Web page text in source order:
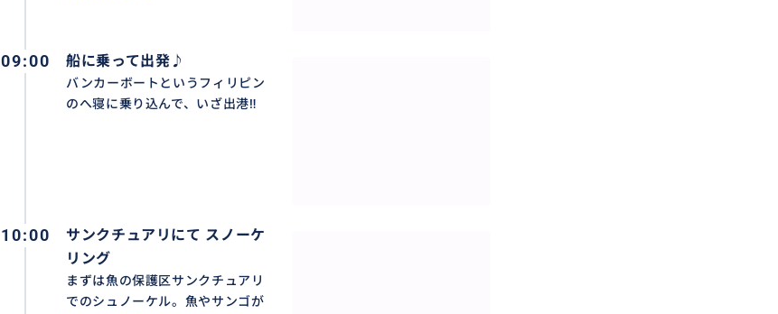
※但し、事前に予約が必要となりますため、ご予約お申し込みの際にお知らせ下さい。
09:00 船に乗って出発♪
バンカーボートというフィリピン
のへ寝に乗り込んで、いざ出港‼
10:00
サンクチュアリにて スノーケ
リング
まずは魚の保護区サンクチュアリ
でのシュノーケル。魚やサンゴが